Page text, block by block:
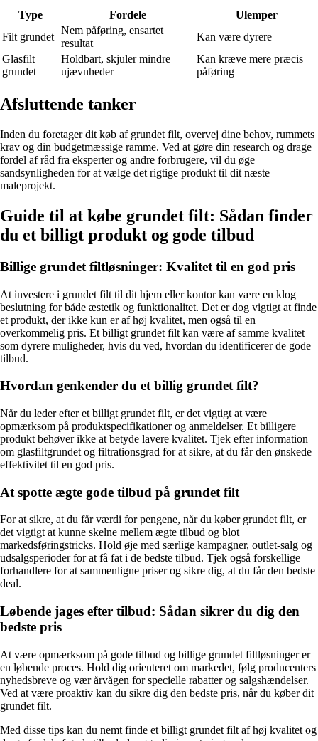
Type Fordele
Ulemper
Filt grundet
Nem påføring, ensartet
resultat
Kan være dyrere
Glasfilt
grundet
Holdbart, skjuler mindre
ujævnheder
Kan kræve mere præcis
påføring
Afsluttende tanker
Inden du foretager dit køb af grundet filt, overvej dine behov, rummets
krav og din budgetmæssige ramme. Ved at gøre din research og drage
fordel af råd fra eksperter og andre forbrugere, vil du øge
sandsynligheden for at vælge det rigtige produkt til dit næste
maleprojekt.
Guide til at købe grundet filt: Sådan finder
du et billigt produkt og gode tilbud
Billige grundet filtløsninger: Kvalitet til en god pris
At investere i grundet filt til dit hjem eller kontor kan være en klog
beslutning for både æstetik og funktionalitet. Det er dog vigtigt at finde
et produkt, der ikke kun er af høj kvalitet, men også til en
overkommelig pris. Et billigt grundet filt kan være af samme kvalitet
som dyrere muligheder, hvis du ved, hvordan du identificerer de gode
tilbud.
Hvordan genkender du et billig grundet filt?
Når du leder efter et billigt grundet filt, er det vigtigt at være
opmærksom på produktspecifikationer og anmeldelser. Et billigere
produkt behøver ikke at betyde lavere kvalitet. Tjek efter information
om glasfiltgrundet og filtrationsgrad for at sikre, at du får den ønskede
effektivitet til en god pris.
At spotte ægte gode tilbud på grundet filt
For at sikre, at du får værdi for pengene, når du køber grundet filt, er
det vigtigt at kunne skelne mellem ægte tilbud og blot
markedsføringstricks. Hold øje med særlige kampagner, outlet-salg og
udsalgsperioder for at få fat i de bedste tilbud. Tjek også forskellige
forhandlere for at sammenligne priser og sikre dig, at du får den bedste
deal.
Løbende jages efter tilbud: Sådan sikrer du dig den
bedste pris
At være opmærksom på gode tilbud og billige grundet filtløsninger er
en løbende proces. Hold dig orienteret om markedet, følg producenters
nyhedsbreve og vær årvågen for specielle rabatter og salgshændelser.
Ved at være proaktiv kan du sikre dig den bedste pris, når du køber dit
grundet filt.
Med disse tips kan du nemt finde et billigt grundet filt af høj kvalitet og